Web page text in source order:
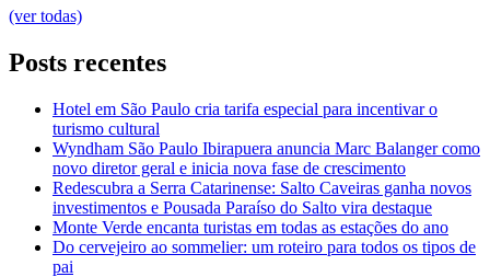
(ver todas)
Posts recentes
Hotel em São Paulo cria tarifa especial para incentivar o
turismo cultural
Wyndham São Paulo Ibirapuera anuncia Marc Balanger como
novo diretor geral e inicia nova fase de crescimento
Redescubra a Serra Catarinense: Salto Caveiras ganha novos
investimentos e Pousada Paraíso do Salto vira destaque
Monte Verde encanta turistas em todas as estações do ano
Do cervejeiro ao sommelier: um roteiro para todos os tipos de
pai